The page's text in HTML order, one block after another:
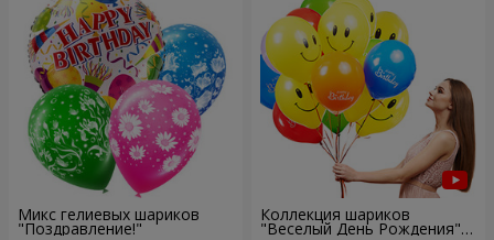
Микс гелиевых шариков
"Поздравление!"
Коллекция шариков
"Веселый День Рождения" -